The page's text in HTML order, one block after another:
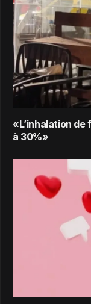
«L’inhalation
à 30%»